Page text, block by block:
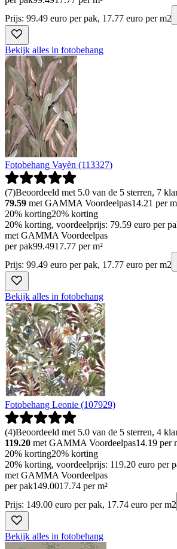
Prijs: 99.49 euro per pak, 17.77 euro per m2
Bekijk alles in fotobehang
Fotobehang Vayèn (113327)
(7)Beoordeeld met 5.0 van de 5 sterren, 7
79.59 met GAMMA Voordeelpas14.21 per
20% korting20% korting
20% korting, voordeelprijs: 79.59 euro per
met GAMMA Voordeelpas
per pak99.4917.77 per m²
Prijs: 99.49 euro per pak, 17.77 euro per m2
Bekijk alles in fotobehang
Fotobehang Leonie (107929)
(4)Beoordeeld met 5.0 van de 5 sterren, 4
119.20 met GAMMA Voordeelpas14.19 per
20% korting20% korting
20% korting, voordeelprijs: 119.20 euro per
met GAMMA Voordeelpas
per pak149.0017.74 per m²
Prijs: 149.00 euro per pak, 17.74 euro per m2
Bekijk alles in fotobehang